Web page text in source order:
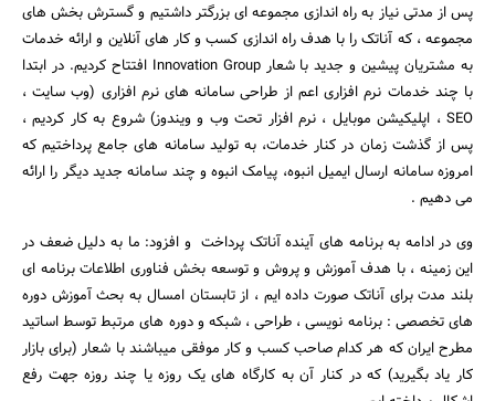
جستجو
پس از مدتی نیاز به راه اندازی مجموعه ای بزرگتر داشتیم و گسترش بخش های
مجموعه ، که آناتک را با هدف راه اندازی کسب و کار های آنلاین و ارائه خدمات
به مشتریان پیشین و جدید با شعار Innovation Group افتتاح کردیم. در ابتدا
با چند خدمات نرم افزاری اعم از طراحی سامانه های نرم افزاری (وب سایت ،
SEO ، اپلیکیشن موبایل ، نرم افزار تحت وب و ویندوز) شروع به کار کردیم ،
پس از گذشت زمان در کنار خدمات، به تولید سامانه های جامع پرداختیم که
امروزه سامانه ارسال ایمیل انبوه، پیامک انبوه و چند سامانه جدید دیگر را ارائه
می دهیم .
وی در ادامه به برنامه های آینده آناتک پرداخت و افزود: ما به دلیل ضعف در
این زمینه ، با هدف آموزش و پروش و توسعه بخش فناوری اطلاعات برنامه ای
بلند مدت برای آناتک صورت داده ایم ، از تابستان امسال به بحث آموزش دوره
های تخصصی : برنامه نویسی ، طراحی ، شبکه و دوره های مرتبط توسط اساتید
مطرح ایران که هر کدام صاحب کسب و کار موفقی میباشند با شعار (برای بازار
کار یاد بگیرید) که در کنار آن به کارگاه های یک روزه یا چند روزه جهت رفع